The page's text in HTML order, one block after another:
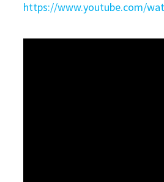
https://www.youtube.com/